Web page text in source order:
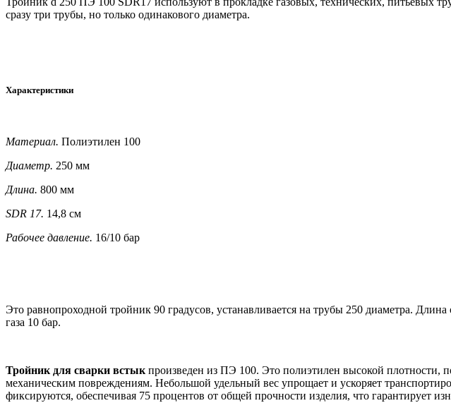
сразу три трубы, но только одинакового диаметра.
Характеристики
Материал. Полиэтилен 100
Диаметр. 250 мм
Длина. 800 мм
SDR 17. 14,8 см
Рабочее давление. 16/10 бар
Это равнопроходной тройник 90 градусов, устанавливается на трубы 250 диаметра.
газа 10 бар.
Тройник для сварки встык произведен из ПЭ 100. Это полиэтилен высокой плотности,
механическим повреждениям. Небольшой удельный вес упрощает и ускоряет
фиксируются, обеспечивая 75 процентов от общей прочности изделия, что гарантирует